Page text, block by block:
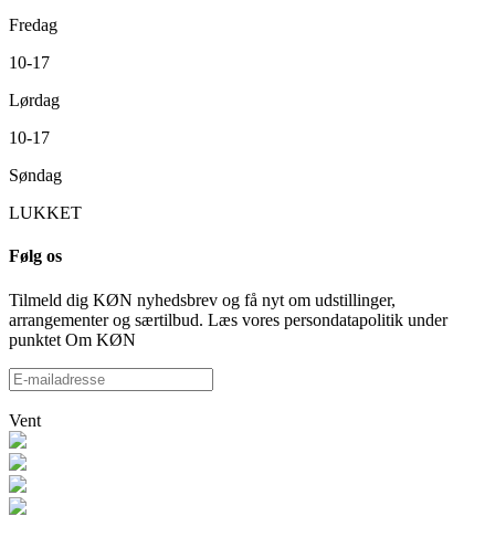
Fredag
10-17
Lørdag
10-17
Søndag
LUKKET
Følg os
Tilmeld dig KØN nyhedsbrev og få nyt om udstillinger,
arrangementer og særtilbud. Læs vores persondatapolitik under
punktet Om KØN
Vent